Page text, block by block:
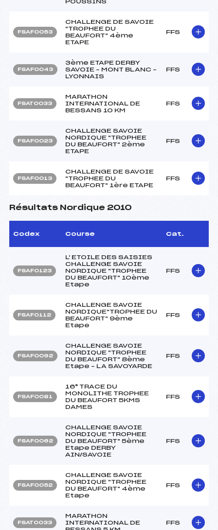
POUSSINS
FSAF0053
CHALLENGE DE SAVOIE
"TROPHEE DU
BEAUFORT" 4ème
ETAPE
FFS
FSAF0043
3ème ETAPE DERBY
SAVOIE – MONT BLANC –
LYONNAIS
FFS
FSAT0033
MARATHON
INTERNATIONAL DE
BESSANS 10 KM
FFS
FSAF0023
CHALLENGE SAVOIE
NORDIQUE "TROPHEE
DU BEAUFORT" 2ème
ETAPE
FFS
FSAF0013
CHALLENGE DE SAVOIE
"TROPHEE DU
BEAUFORT" 1ère ETAPE
FFS
Résultats Nordique 2010
Codex Course Cat.
FSAF0123
L' ETOILE DES SAISIES
CHALLENGE SAVOIE
NORDIQUE "TROPHEE
DU BEAUFORT" 10ème
Etape
FFS
FSAF0112
CHALLENGE SAVOIE
NORDIQUE"TROPHEE DU
BEAUFORT" 9ème
Etape
FFS
FSAF0092
CHALLENGE SAVOIE
NORDIQUE "TROPHEE
DU BEAUFORT" 8ème
Etape – LA SAVOYARDE
FFS
FSAF0081
16° TRACE DU
MONOLITHE TROPHEE
DU BEAUFORT 5KMS
DAMES
FFS
FSAF0062
CHALLENGE SAVOIE
NORDIQUE "TROPHEE
DU BEAUFORT" 5ème
Etape DERBY
AIN/SAVOIE
FFS
FSAF0052
CHALLENGE SAVOIE
NORDIQUE "TROPHEE
DU BEAUFORT" 4ème
Etape
FFS
FSAT0033
MARATHON
INTERNATIONAL DE
FFS